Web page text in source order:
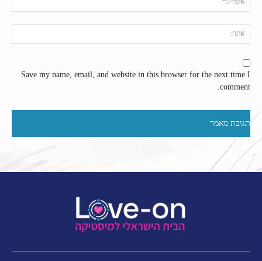
Save my name, email, and website in this browser for the next time I
comment.